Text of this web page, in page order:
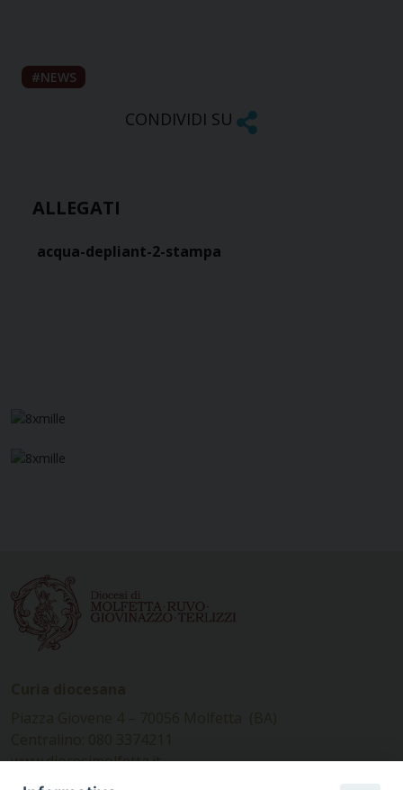
NEWS
CONDIVIDI SU
ALLEGATI
acqua-depliant-2-stampa
www.diocesimolfetta.it –
diocesimolfetta@pec.chiesacattolica.it